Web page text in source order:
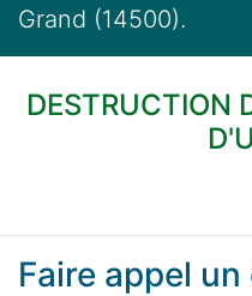
Grand (14500).
DESTRUCTION
Faire appel